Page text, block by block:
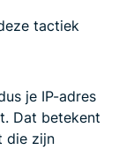
tactiek
je IP-adres
Dat betekent
die zijn